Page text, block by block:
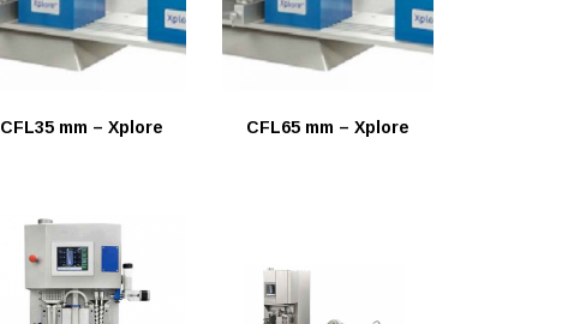
CFL35 mm – Xplore CFL65 mm – Xplore